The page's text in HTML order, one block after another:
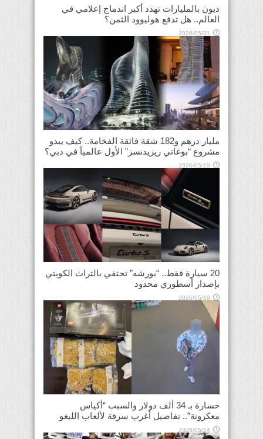
ديون بالمليارات تهدد أكبر اندماج إعلامي في
العالم.. هل تدفع هوليوود الثمن؟
2026/05/31
مليار درهم و182 شقة فائقة الفخامة.. كيف يبدو
مشروع “بوغاتي ريزيدنسز” الأول عالمياً في دبي؟
2026/05/19
20 سيارة فقط.. “بورشه” تحتفي بالتراث الكويتي
بإصدار أسطوري محدود
2026/05/19
خسارة بـ 34 ألف دولار والسبب “أكياس
معكرونة”.. تفاصيل أغرب سرقة لألعاب الليغو
2026/05/14